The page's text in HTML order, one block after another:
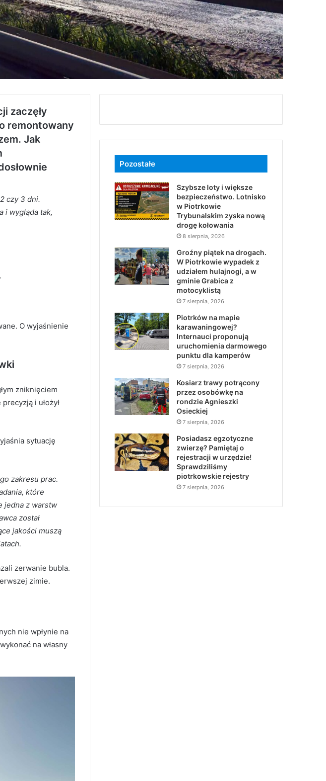
zaczęły
remontowany
Jak
czy 3 dni.
i wygląda tak,
O wyjaśnienie
zniknięciem
i ułożył
sytuację
zakresu prac.
które
jedna z warstw
został
jakości muszą
zerwanie bubla.
zimie.
nie wpłynie na
na własny
Pozostałe
Szybsze loty i większe
bezpieczeństwo. Lotnisko
w Piotrkowie
Trybunalskim zyska nową
drogę kołowania
8 sierpnia, 2026
Groźny piątek na drogach.
W Piotrkowie wypadek z
udziałem hulajnogi, a w
gminie Grabica z
motocyklistą
7 sierpnia, 2026
Piotrków na mapie
karawaningowej?
Internauci proponują
uruchomienia darmowego
punktu dla kamperów
7 sierpnia, 2026
Kosiarz trawy potrącony
przez osobówkę na
rondzie Agnieszki
Osieckiej
7 sierpnia, 2026
Posiadasz egzotyczne
zwierzę? Pamiętaj o
rejestracji w urzędzie!
Sprawdziliśmy
piotrkowskie rejestry
7 sierpnia, 2026